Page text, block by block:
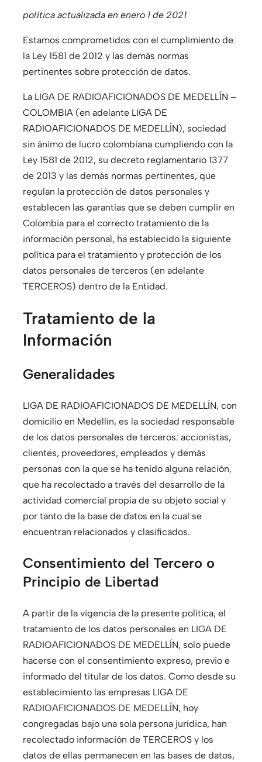
política actualizada en enero 1 de 2021
Estamos comprometidos con el cumplimiento de
la Ley 1581 de 2012 y las demás normas
pertinentes sobre protección de datos.
La LIGA DE RADIOAFICIONADOS DE MEDELLÍN –
COLOMBIA (en adelante LIGA DE
RADIOAFICIONADOS DE MEDELLÍN), sociedad
sin ánimo de lucro colombiana cumpliendo con la
Ley 1581 de 2012, su decreto reglamentario 1377
de 2013 y las demás normas pertinentes, que
regulan la protección de datos personales y
establecen las garantías que se deben cumplir en
Colombia para el correcto tratamiento de la
información personal, ha establecido la siguiente
política para el tratamiento y protección de los
datos personales de terceros (en adelante
TERCEROS) dentro de la Entidad.
Tratamiento de la
Información
Generalidades
LIGA DE RADIOAFICIONADOS DE MEDELLÍN, con
domicilio en Medellín, es la sociedad responsable
de los datos personales de terceros: accionistas,
clientes, proveedores, empleados y demás
personas con la que se ha tenido alguna relación,
que ha recolectado a través del desarrollo de la
actividad comercial propia de su objeto social y
por tanto de la base de datos en la cual se
encuentran relacionados y clasificados.
Consentimiento del Tercero o
Principio de Libertad
A partir de la vigencia de la presente política, el
tratamiento de los datos personales en LIGA DE
RADIOAFICIONADOS DE MEDELLÍN, solo puede
hacerse con el consentimiento expreso, previo e
informado del titular de los datos. Como desde su
establecimiento las empresas LIGA DE
RADIOAFICIONADOS DE MEDELLÍN, hoy
congregadas bajo una sola persona jurídica, han
recolectado información de TERCEROS y los
datos de ellas permanecen en las bases de datos,